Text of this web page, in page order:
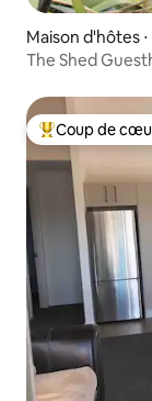
Maison d'hôtes
The Shed
Coups de cœur
Coup de